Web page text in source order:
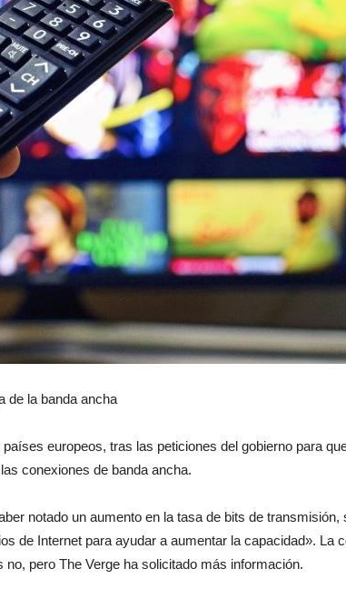
revista
de
moda
y
belleza
de la banda ancha
europeos, tras las peticiones del gobierno para
conexiones de banda ancha.
notado un aumento en la tasa de bits de transmisión,
de Internet para ayudar a aumentar la capacidad». La
pero The Verge ha solicitado más información.